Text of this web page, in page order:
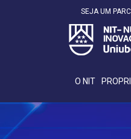
SEJA UM
O NIT